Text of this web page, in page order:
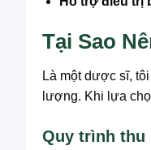
Tại Sao
Là một dược sĩ,
lượng. Khi lựa
Quy trình thu